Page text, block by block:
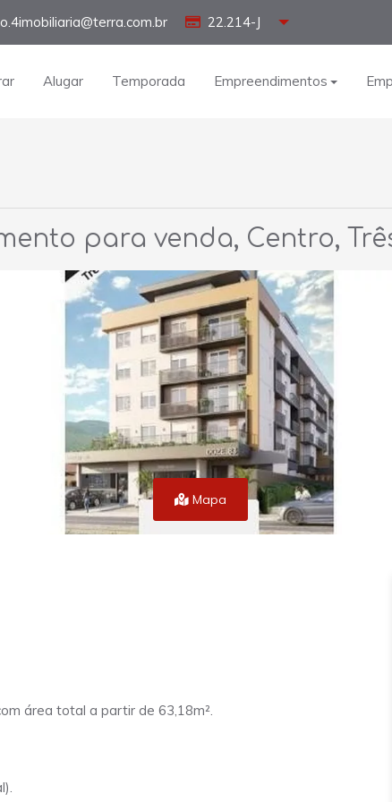
22.214-J
Alugar Temporada Empreendimentos
para venda, Centro,
Mapa
área total a partir de 63,18m².